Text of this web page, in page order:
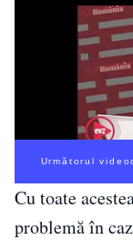
Următorul
Cu toate
problemă în